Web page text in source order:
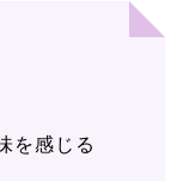
を感じる